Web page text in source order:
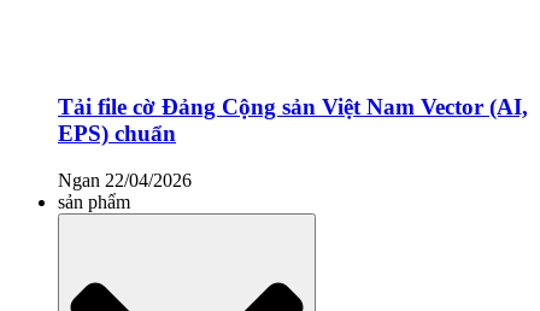
Tải file cờ Đảng Cộng sản Việt Nam Vector (AI,
EPS) chuẩn
Ngan 22/04/2026
sản phẩm